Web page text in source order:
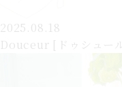
2025.08.18
Douceur [ドゥシュー